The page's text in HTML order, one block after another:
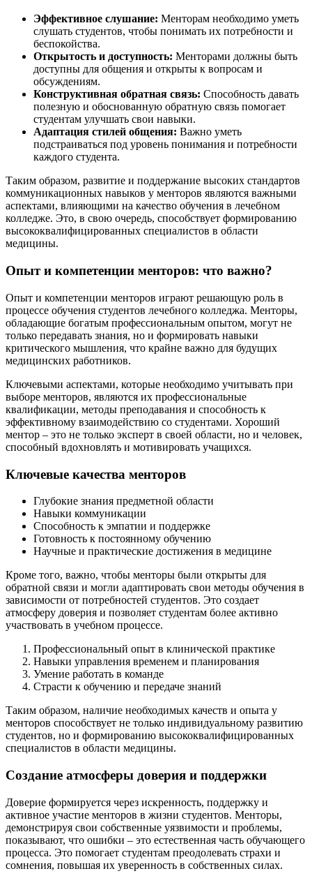
Эффективное слушание: Менторам необходимо уметь
слушать студентов, чтобы понимать их потребности и
беспокойства.
Открытость и доступность: Менторами должны быть
доступны для общения и открыты к вопросам и
обсуждениям.
Конструктивная обратная связь: Способность давать
полезную и обоснованную обратную связь помогает
студентам улучшать свои навыки.
Адаптация стилей общения: Важно уметь
подстраиваться под уровень понимания и потребности
каждого студента.
Таким образом, развитие и поддержание высоких стандартов
коммуникационных навыков у менторов являются важными
аспектами, влияющими на качество обучения в лечебном
колледже. Это, в свою очередь, способствует формированию
высококвалифицированных специалистов в области
медицины.
Опыт и компетенции менторов: что важно?
Опыт и компетенции менторов играют решающую роль в
процессе обучения студентов лечебного колледжа. Менторы,
обладающие богатым профессиональным опытом, могут не
только передавать знания, но и формировать навыки
критического мышления, что крайне важно для будущих
медицинских работников.
Ключевыми аспектами, которые необходимо учитывать при
выборе менторов, являются их профессиональные
квалификации, методы преподавания и способность к
эффективному взаимодействию со студентами. Хороший
ментор – это не только эксперт в своей области, но и человек,
способный вдохновлять и мотивировать учащихся.
Ключевые качества менторов
Глубокие знания предметной области
Навыки коммуникации
Способность к эмпатии и поддержке
Готовность к постоянному обучению
Научные и практические достижения в медицине
Кроме того, важно, чтобы менторы были открыты для
обратной связи и могли адаптировать свои методы обучения в
зависимости от потребностей студентов. Это создает
атмосферу доверия и позволяет студентам более активно
участвовать в учебном процессе.
Профессиональный опыт в клинической практике
Навыки управления временем и планирования
Умение работать в команде
Страсти к обучению и передаче знаний
Таким образом, наличие необходимых качеств и опыта у
менторов способствует не только индивидуальному развитию
студентов, но и формированию высококвалифицированных
специалистов в области медицины.
Создание атмосферы доверия и поддержки
Доверие формируется через искренность, поддержку и
активное участие менторов в жизни студентов. Менторы,
демонстрируя свои собственные уязвимости и проблемы,
показывают, что ошибки – это естественная часть обучающего
процесса. Это помогает студентам преодолевать страхи и
сомнения, повышая их уверенность в собственных силах.